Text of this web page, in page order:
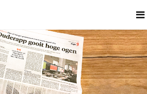
kommst du auch zu not 2023?